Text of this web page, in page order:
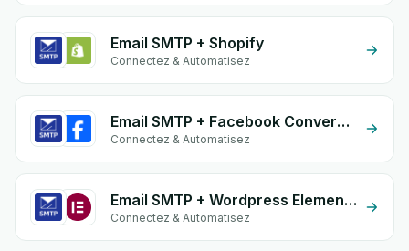
Email SMTP + Shopify
Connectez & Automatisez
Email SMTP + Facebook Conversion API (CAPI)
Connectez & Automatisez
Email SMTP + Wordpress Elementor
Connectez & Automatisez